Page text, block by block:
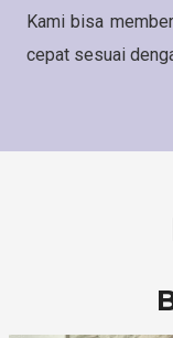
Kami bisa
cepat sesuai